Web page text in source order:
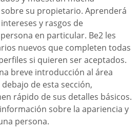
su propietario. Aprenderá
y rasgos de
en particular. Be2 les
nuevos que completen todas
si quieren ser aceptados.
breve introducción al área
debajo de esta sección,
rápido de sus detalles básicos.
sobre la apariencia y
persona.